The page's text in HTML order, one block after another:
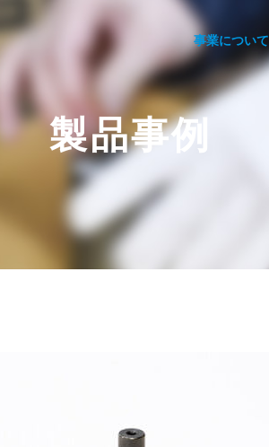
事業について
製品事例